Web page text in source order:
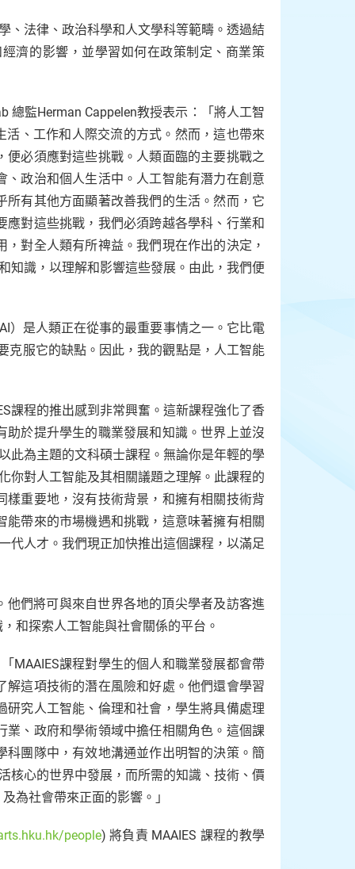
、法律、政治科學和人文學科等範疇。透過結
濟的影響，並學習如何在政策制定、商業策
總監Herman Cappelen教授表示：「將人工智
、工作和人際交流的方式。然而，這也帶來
必須應對這些挑戰。人類面臨的主要挑戰之
政治和個人生活中。人工智能有潛力在創意
有其他方面顯著改善我們的生活。然而，它
對這些挑戰，我們必須跨越各學科、行業和
對全人類有所禆益。我們現在作出的決定，
知識，以理解和影響這些發展。由此，我們便
）是人類正在從事的最重要事情之一。它比電
服它的缺點。因此，我的觀點是，人工智能
課程的推出感到非常興奮。這新課程強化了香
於提升學生的職業發展和知識。世界上並沒
此為主題的文科碩士課程。無論你是年輕的學
你對人工智能及其相關議題之理解。此課程的
重要地，沒有技術背景，和擁有相關技術背
帶來的市場機遇和挑戰，這意味著擁有相關
代人才。我們現正加快推出這個課程，以滿足
們將可與來自世界各地的頂尖學者及訪客進
和探索人工智能與社會關係的平台。
MAAIES課程對學生的個人和職業發展都會帶
這項技術的潛在風險和好處。他們還會學習
究人工智能、倫理和社會，學生將具備處理
、政府和學術領域中擔任相關角色。這個課
團隊中，有效地溝通並作出明智的決策。簡
核心的世界中發展，而所需的知識、技術、價
為社會帶來正面的影響。」
people) 將負責 MAAIES 課程的教學